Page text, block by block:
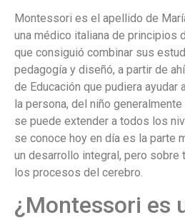
Montessori es el apellido de
una médico italiana de principios
que consiguió combinar sus
pedagogía y diseñó, a partir de
de Educación que pudiera ayudar
la persona, del niño
se puede extender a todos los
se conoce hoy en día es la parte
un desarrollo integral, pero sobre
los procesos del cerebro.
¿Montessori es